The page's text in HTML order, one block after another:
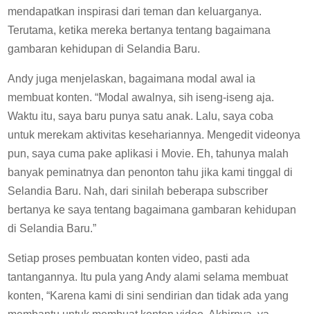
mendapatkan inspirasi dari teman dan keluarganya.
Terutama, ketika mereka bertanya tentang bagaimana
gambaran kehidupan di Selandia Baru.
Andy juga menjelaskan, bagaimana modal awal ia
membuat konten. “Modal awalnya, sih iseng-iseng aja.
Waktu itu, saya baru punya satu anak. Lalu, saya coba
untuk merekam aktivitas kesehariannya. Mengedit videonya
pun, saya cuma pake aplikasi i Movie. Eh, tahunya malah
banyak peminatnya dan penonton tahu jika kami tinggal di
Selandia Baru. Nah, dari sinilah beberapa subscriber
bertanya ke saya tentang bagaimana gambaran kehidupan
di Selandia Baru.”
Setiap proses pembuatan konten video, pasti ada
tantangannya. Itu pula yang Andy alami selama membuat
konten, “Karena kami di sini sendirian dan tidak ada yang